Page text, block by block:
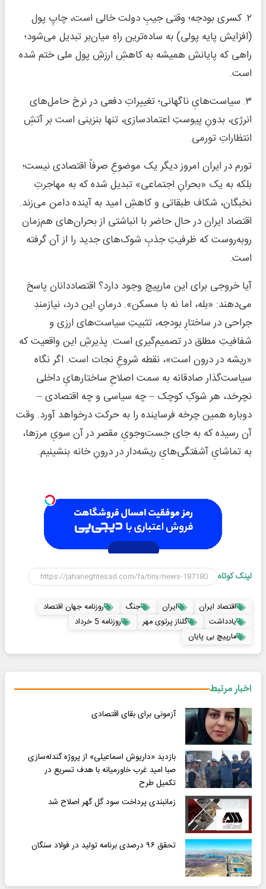
۲. کسری بودجه؛ وقتی جیبِ دولت خالی است، چاپِ پول
(افزایش پایه پولی) به ساده‌ترین راهِ میان‌بر تبدیل می‌شود؛
راهی که پایانش همیشه به کاهشِ ارزشِ پول ملی ختم شده
است.
۳. سیاست‌هایِ ناگهانی؛ تغییراتِ دفعی در نرخ حامل‌های
انرژی، بدونِ پیوستِ اعتماد‌سازی، تنها بنزینی است بر آتشِ
انتظاراتِ تورمی.
تورم در ایران امروز دیگر یک موضوعِ صرفاً اقتصادی نیست؛
بلکه به یک «بحرانِ اجتماعی» تبدیل شده که به مهاجرتِ
نخبگان، شکاف طبقاتی و کاهشِ امید به آینده دامن می‌زند.
اقتصاد ایران در حال حاضر با انباشتی از بحران‌های هم‌زمان
روبه‌روست که ظرفیتِ جذبِ شوک‌های جدید را از آن گرفته
است.
آیا خروجی برای این مارپیچ وجود دارد؟ اقتصاددانان پاسخ
می‌دهند: «بله، اما نه با مسکن». درمانِ این درد، نیازمندِ
جراحی در ساختارِ بودجه، تثبیتِ سیاست‌های ارزی و
شفافیتِ مطلق در تصمیم‌گیری است. پذیرشِ این واقعیت که
«ریشه در درون است»، نقطه شروعِ نجات است. اگر نگاه
سیاست‌گذار صادقانه به سمت اصلاحِ ساختارهایِ داخلی
نچرخد، هر شوکِ کوچک – چه سیاسی و چه اقتصادی –
دوباره همین چرخه فرساینده را به حرکت درخواهد آورد. وقت
آن رسیده که به جای جست‌وجویِ مقصر در آن سویِ مرزها،
به تماشایِ آشفتگی‌هایِ ریشه‌دار در درونِ خانه بنشینیم.
لینک کوتاه
اقتصاد ایران ایران جنگ
روزنامه جهان اقتصاد
یادداشت
گلناز پرتوی مهر
روزنامه 5 خرداد
مارپیچ بی پایان
اخبار مرتبط
آزمونی برای بقای اقتصادی
بازدید «داریوش اسماعیلی» از پروژه گندله‌سازی
صبا امید غرب خاورمیانه با هدف تسریع در
تکمیل طرح
زمانبندی پرداخت سود گل گهر اصلاح شد
تحقق ۹۶ درصدی برنامه تولید در فولاد سنگان